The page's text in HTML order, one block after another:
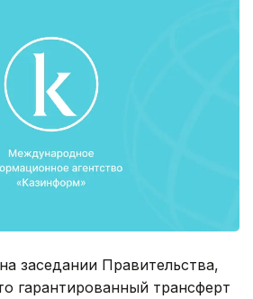
заседании Правительства,
гарантированный трансферт